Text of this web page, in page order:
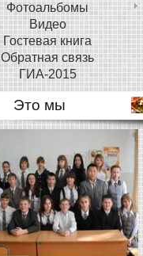
Фотоальбомы
Видео
Гостевая книга
Обратная связь
ГИА-2015
Это мы